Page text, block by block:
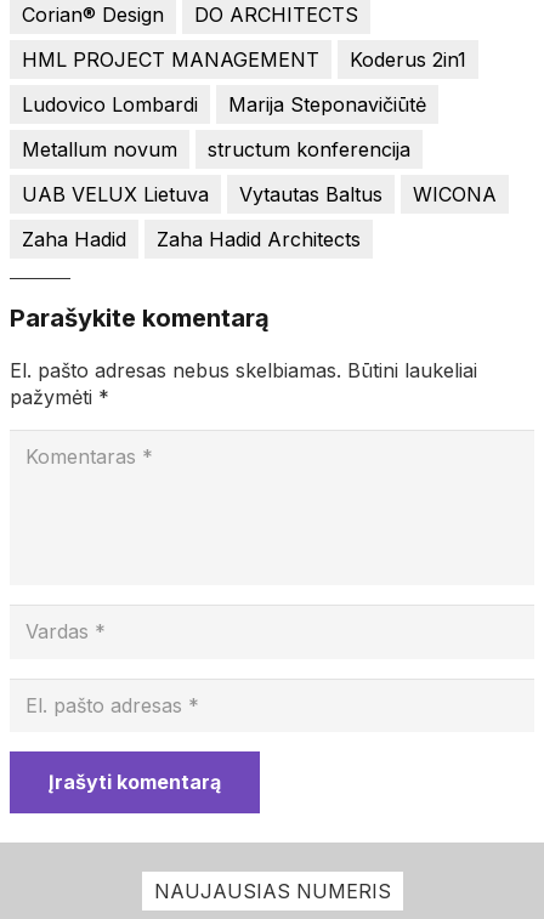
Corian® Design
DO ARCHITECTS
HML PROJECT MANAGEMENT
Koderus 2in1
Ludovico Lombardi
Marija Steponavičiūtė
Metallum novum
structum konferencija
UAB VELUX Lietuva
Vytautas Baltus
WICONA
Zaha Hadid
Zaha Hadid Architects
Parašykite komentarą
El. pašto adresas nebus skelbiamas. Būtini laukeliai
pažymėti *
Įrašyti komentarą
NAUJAUSIAS NUMERIS